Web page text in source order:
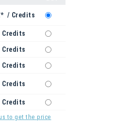
/ Credits
Credits
Credits
Credits
Credits
Credits
to get the price